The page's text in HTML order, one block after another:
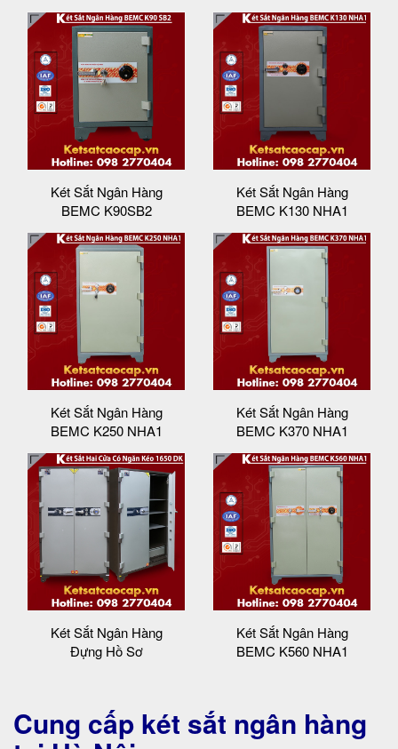
Két Sắt Ngân Hàng
BEMC K90SB2
Két Sắt Ngân Hàng
BEMC K130 NHA1
Két Sắt Ngân Hàng
BEMC K250 NHA1
Két Sắt Ngân Hàng
BEMC K370 NHA1
Két Sắt Ngân Hàng
Đựng Hồ Sơ
Két Sắt Ngân Hàng
BEMC K560 NHA1
Cung cấp két sắt ngân hàng